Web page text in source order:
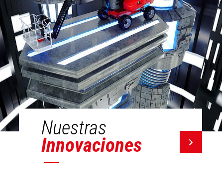
Nuestras
Innovaciones